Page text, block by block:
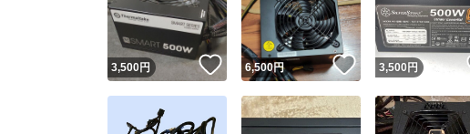
他フリマ実績
スピード&安心発送
※このバッジは実績に
3,500円 いいね！
6,500円 いいね！
3,500 円